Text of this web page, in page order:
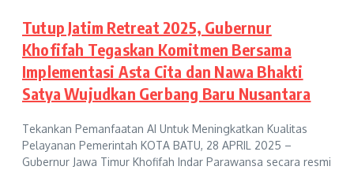
Tutup Jatim Retreat 2025, Gubernur
Khofifah Tegaskan Komitmen Bersama
Implementasi Asta Cita dan Nawa Bhakti
Satya Wujudkan Gerbang Baru Nusantara
Tekankan Pemanfaatan AI Untuk Meningkatkan Kualitas
Pelayanan Pemerintah KOTA BATU, 28 APRIL 2025 –
Gubernur Jawa Timur Khofifah Indar Parawansa secara resmi